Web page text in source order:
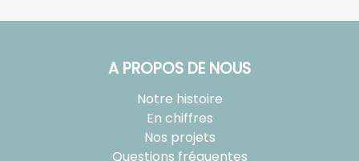
A PROPOS DE NOUS
Notre histoire
En chiffres
Nos projets
Questions fréquentes